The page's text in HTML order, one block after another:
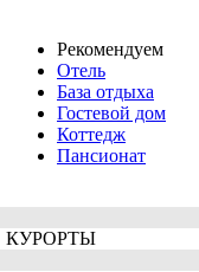
Рекомендуем
Отель
База отдыха
Гостевой дом
Коттедж
Пансионат
КУРОРТЫ